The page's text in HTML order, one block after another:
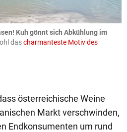
Kuh gönnt sich Abkühlung im
dascharmanteste Motiv des
österreichische Weine
Markt verschwinden,
Endkonsumenten um rund